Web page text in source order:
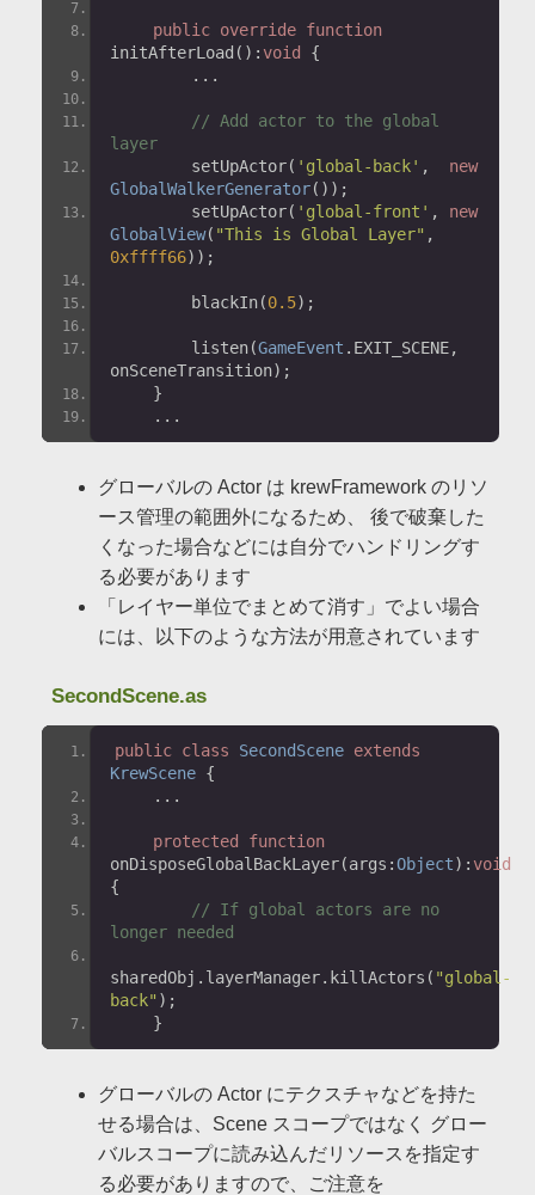
public override function
initAfterLoad (): void
{
...
// Add actor to the global
layer
        setUpActor
( 'global-back' ,
new
GlobalWalkerGenerator());
        setUpActor
( 'global-front' ,
new
GlobalView( "This is Global Layer" ,
0xffff66));
        blackIn
(0.5);
        listen
(GameEvent . EXIT_SCENE,
onSceneTransition);
}
...
グローバルの Actor は krewFramework のリソ
ース管理の範囲外になるため、 後で破棄した
くなった場合などには自分でハンドリングす
る必要があります
「レイヤー単位でまとめて消す」でよい場合
には、以下のような方法が用意されています
SecondScene.as
public class SecondScene extends
KrewScene {
...
protected
function
onDisposeGlobalBackLayer(args :Object): void
{
// If global actors are no
longer needed
sharedObj . layerManager. killActors ( "global-
back" );
}
グローバルの Actor にテクスチャなどを持た
せる場合は、Scene スコープではなく グロー
バルスコープに読み込んだリソースを指定す
る必要がありますので、ご注意を